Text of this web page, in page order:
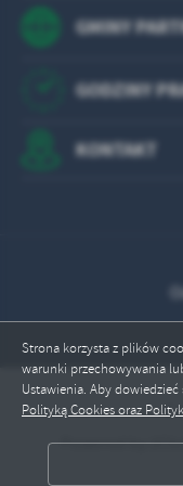
GMINY
GODZINY
KONTAKT
Powered by
Strona korzysta z plików
warunki przechowywania
Ustawienia. Aby
Polityką Cookies oraz
Firmy te działają w
treści w postaci
społecznościowych.